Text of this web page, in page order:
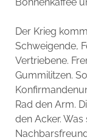
Der Krieg
Schweigende,
Vertriebene.
Gummilitzen.
Rad den Arm.
den Acker.